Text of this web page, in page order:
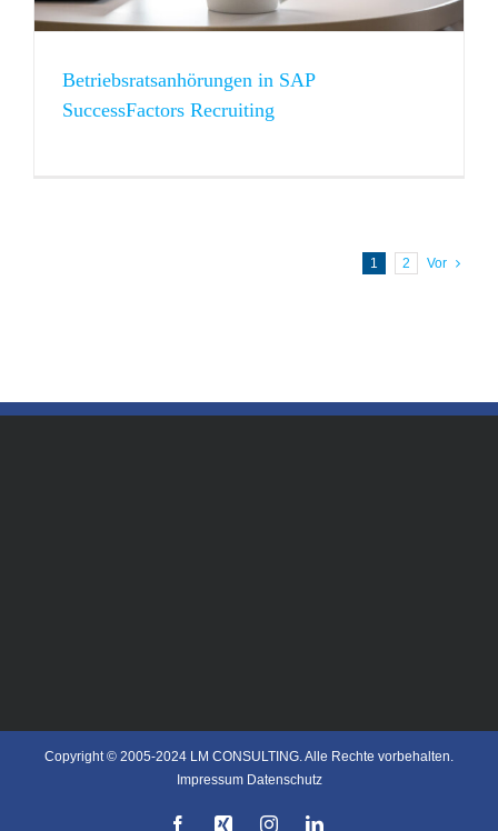
Betriebsratsanhörungen in SAP
SuccessFactors Recruiting
1 2 Vor
Copyright © 2005-2024 LM CONSULTING. Alle Rechte vorbehalten.
Impressum Datenschutz
FacebookXing InstagramLinkedIn